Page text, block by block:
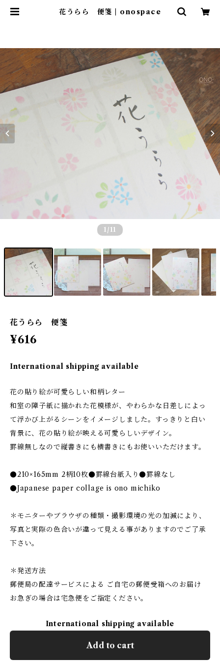
花うらら 便箋 | onospace
1 /11
花うらら 便箋
¥616
International shipping available
花の貼り絵が可愛らしい和柄レター
和室の障子紙に描かれた花模様が、やわらかな日差しによっ
て浮かび上がるシーンをイメージしました。すっきりと白い
背景に、花の貼り絵が映える可愛らしいデザイン。
罫線無しなので縦書きにも横書きにもお使いいただけます。
●210×165mm 2柄10枚●罫線台紙入り●罫線なし
●Japanese paper collage is ono michiko
＊モニターやブラウザの種類・撮影環境の光の加減により、
写真と実際の色合いが違って見える事がありますのでご了承
下さい。
＊発送方法
郵便局の配達サービスによる ご自宅の郵便受箱へのお届け
お急ぎの場合は宅急便をご指定ください。
International shipping available
Add to cart